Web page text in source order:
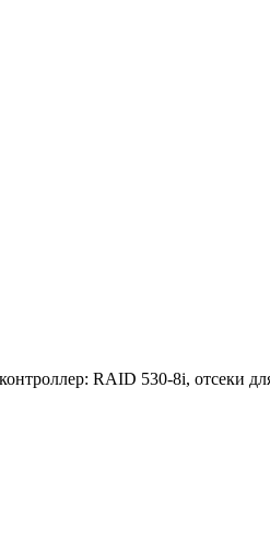
RAID 530-8i, отсеки